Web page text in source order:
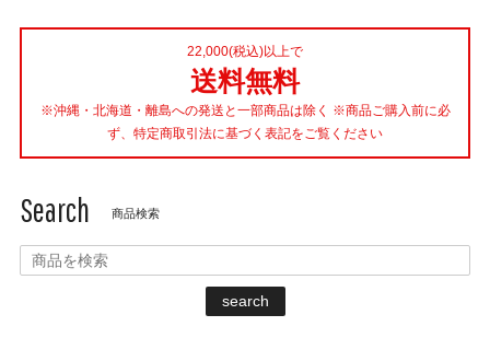
22,000(税込)以上で
送料無料
※沖縄・北海道・離島への発送と一部商品は除く ※商品ご購入前に必
ず、特定商取引法に基づく表記をご覧ください
Search 商品検索
search